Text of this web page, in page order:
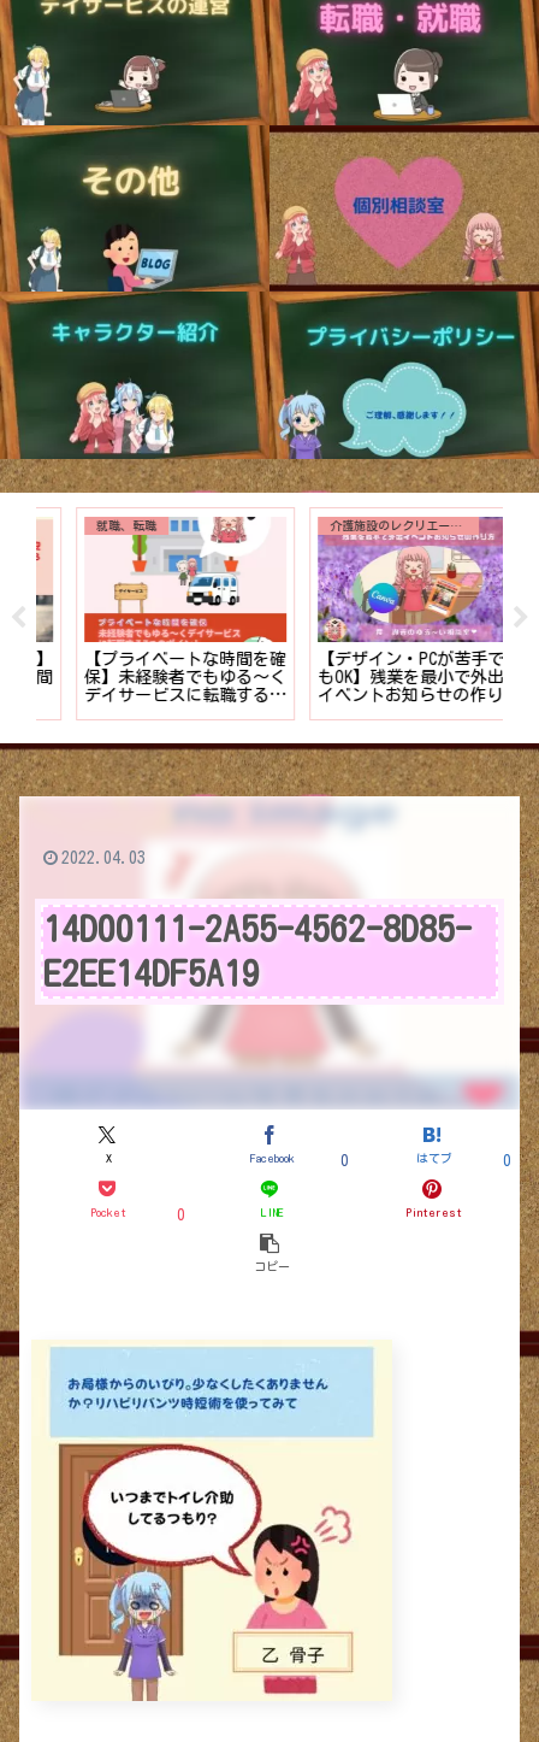
就職、転職
【プライベートな時間を確
保】未経験者でもゆる〜く
デイサービスに転職する7
介護施設のレクリエーション
【デザイン・PCが苦手で
もOK】残業を最小で外出
イベントお知らせの作り方
14D00111-2A55-4562-8D85-
E2EE14DF5A19
X Facebook 0 はてブ 0
Pocket 0 LINE Pinterest
コピー
2022.04.03